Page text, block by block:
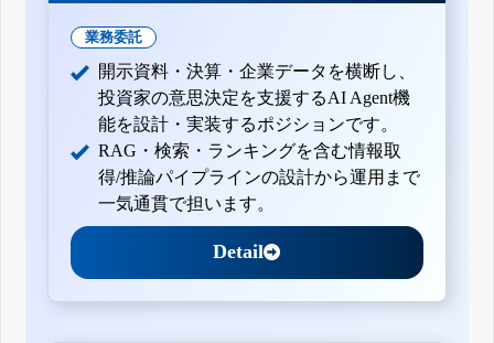
業務委託
開示資料・決算・企業データを横断し、
投資家の意思決定を支援するAI Agent機
能を設計・実装するポジションです。
RAG・検索・ランキングを含む情報取
得/推論パイプラインの設計から運用まで
一気通貫で担います。
Detail